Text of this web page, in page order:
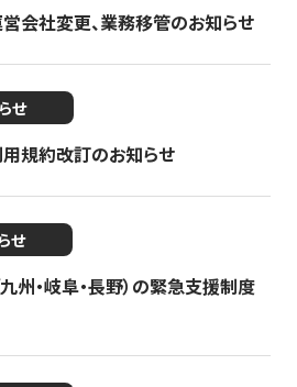
営会社変更、業務移管のお知らせ
せ
用規約改訂のお知らせ
せ
州・岐阜・長野）の緊急支援制度